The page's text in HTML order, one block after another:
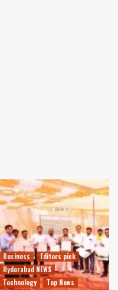
Business
Editors pick
Hyderabad NEWS
Technology
Top News